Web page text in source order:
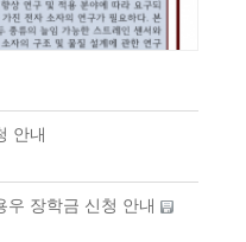
안내
우 장학금 신청 안내